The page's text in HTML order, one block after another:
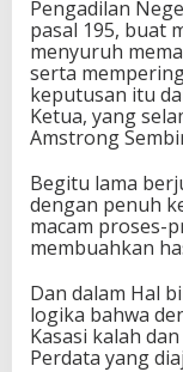
Pengadilan
pasal 195, buat
menyuruh
serta
keputusan itu
Ketua, yang
Amstrong
Begitu lama
dengan penuh
macam proses-
membuahkan
Dan dalam Hal
logika bahwa
Kasasi kalah
Perdata yang